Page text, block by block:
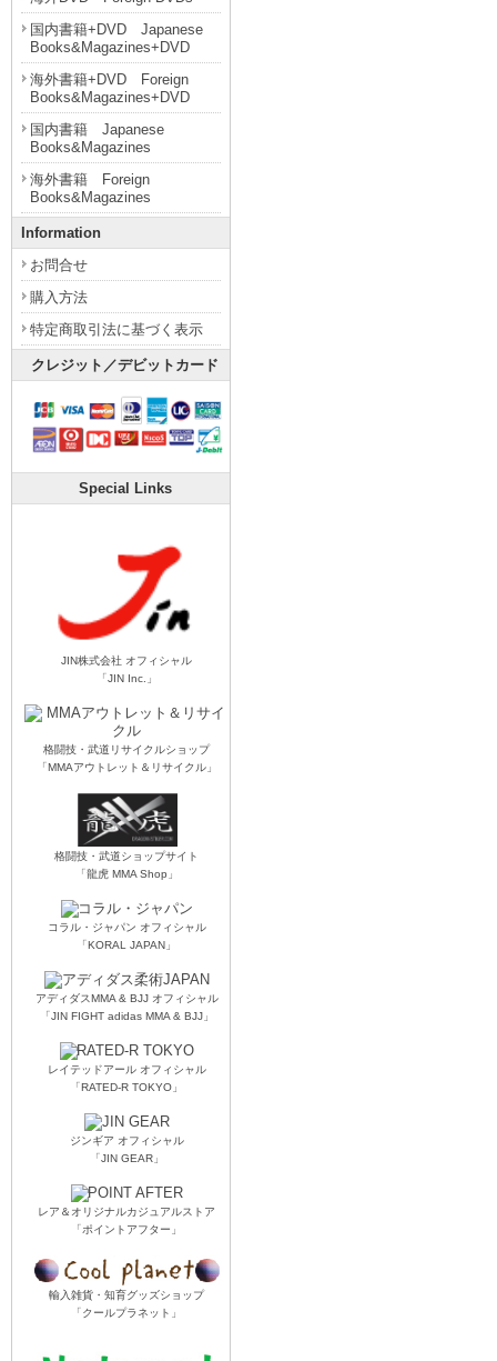
国内書籍+DVD Japanese
Books&Magazines+DVD
海外書籍+DVD Foreign
Books&Magazines+DVD
国内書籍 Japanese
Books&Magazines
海外書籍 Foreign
Books&Magazines
Information
お問合せ
購入方法
特定商取引法に基づく表示
クレジット／デビットカード
Special Links
JIN株式会社 オフィシャル
「JIN Inc.」
格闘技・武道リサイクルショップ
「MMAアウトレット＆リサイクル」
格闘技・武道ショップサイト
「龍虎 MMA Shop」
コラル・ジャパン オフィシャル
「KORAL JAPAN」
アディダスMMA & BJJ オフィシャル
「JIN FIGHT adidas MMA & BJJ」
レイテッドアール オフィシャル
「RATED-R TOKYO」
ジンギア オフィシャル
「JIN GEAR」
レア＆オリジナルカジュアルストア
「ポイントアフター」
輸入雑貨・知育グッズショップ
「クールプラネット」